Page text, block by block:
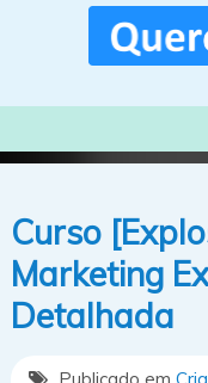
Curso
Marketing
Detalhada
Publicado em